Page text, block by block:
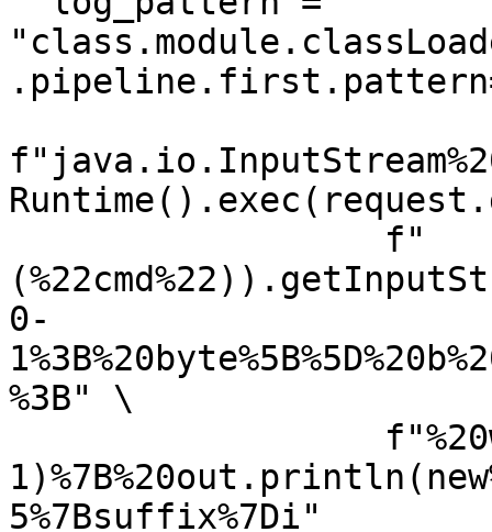
0-
%3B" \
5%7Bsuffix%7Di"